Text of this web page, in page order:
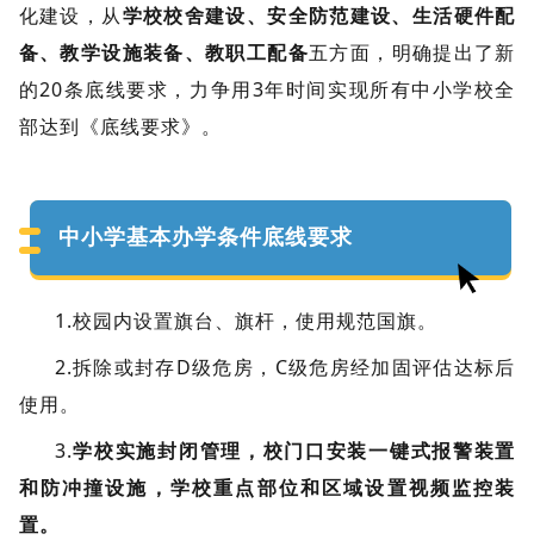
化建设，从学校校舍建设、安全防范建设、生活硬件配
备、教学设施装备、教职工配备五方面，明确提出了新
的20条底线要求，力争用3年时间实现所有中小学校全
部达到《底线要求》。
中小学基本办学条件底线要求
1.校园内设置旗台、旗杆，使用规范国旗。
2.拆除或封存D级危房，C级危房经加固评估达标后
使用。
3.学校实施封闭管理，校门口安装一键式报警装置
和防冲撞设施，学校重点部位和区域设置视频监控装
置。